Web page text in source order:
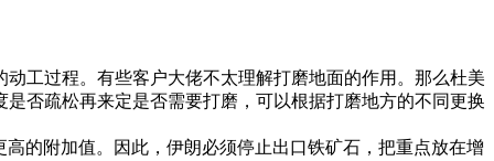
工过程。有些客户大佬不太理解打磨地面的作用。那么杜美
否疏松再来定是否需要打磨，可以根据打磨地方的不同更换
的附加值。因此，伊朗必须停止出口铁矿石，把重点放在增